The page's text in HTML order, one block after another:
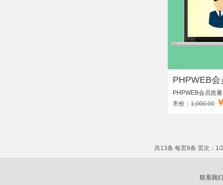
PHPWEB
PHPWEB会员批
市价： 1,000.00
共13条 每页9条 页次：1/
联系我们